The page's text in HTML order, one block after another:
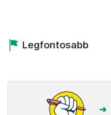
Legfontosabb